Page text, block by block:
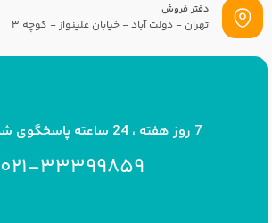
دفتر فروش
تهران - دولت آباد - خیابان علینواز - کوچه 3
7 روز هفته ، 24 ساعته پاسخگوی شما هستیم
021-33399859